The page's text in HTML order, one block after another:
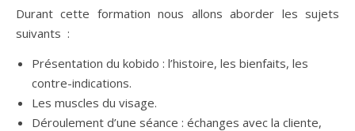
Durant cette formation nous allons aborder les sujets
suivants :
Présentation du kobido : l’histoire, les bienfaits, les
contre-indications.
Les muscles du visage.
Déroulement d’une séance : échanges avec la cliente,